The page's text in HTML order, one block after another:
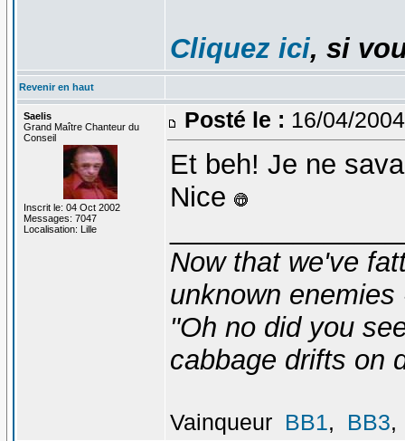
Cliquez ici, si
Revenir en haut
Saelis
Grand Maître Chanteur du
Conseil
Inscrit le: 04 Oct 2002
Messages: 7047
Localisation: Lille
Posté le : 16/04/
Et beh! Je ne
Nice
Now that we've
unknown
"Oh no did you
cabbage drifts on
Vainqueur BB1, BB3,